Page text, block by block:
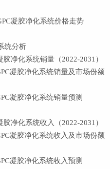
凝胶净化系统价格走势
统分析
净化系统销量（2022-2031）
凝胶净化系统销量及市场份额
凝胶净化系统销量预测
净化系统收入（2022-2031）
凝胶净化系统收入及市场份额
凝胶净化系统收入预测